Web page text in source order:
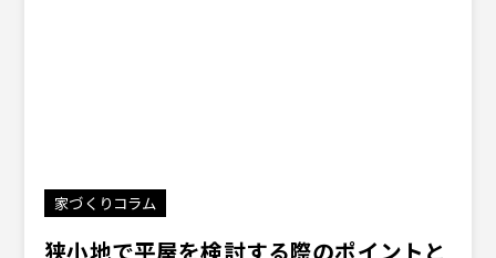
家づくりコラム
狭小地で平屋を検討する際のポイントと